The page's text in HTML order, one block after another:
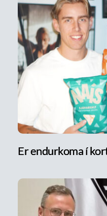
Er endurkoma í